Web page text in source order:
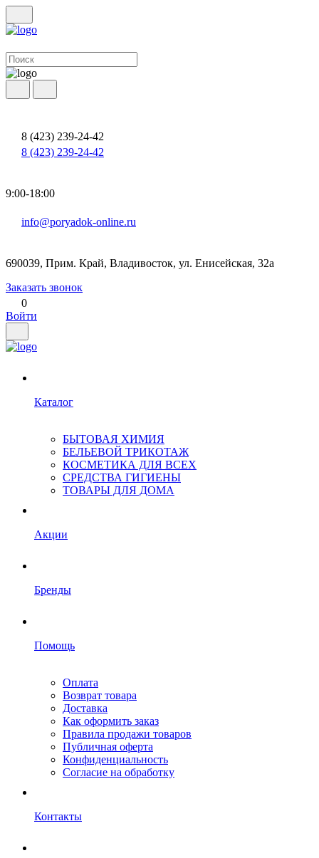
8 (423) 239-24-42
8 (423) 239-24-42
9:00-18:00
info@poryadok-online.ru
690039, Прим. Край, Владивосток, ул. Енисейская, 32а
Заказать звонок
0
Войти
Каталог
БЫТОВАЯ ХИМИЯ
БЕЛЬЕВОЙ ТРИКОТАЖ
КОСМЕТИКА ДЛЯ ВСЕХ
СРЕДСТВА ГИГИЕНЫ
ТОВАРЫ ДЛЯ ДОМА
Акции
Бренды
Помощь
Оплата
Возврат товара
Доставка
Как оформить заказ
Правила продажи товаров
Публичная оферта
Конфиденциальность
Согласие на обработку
Контакты